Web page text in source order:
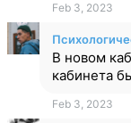
Feb 3, 2023
В новом
кабинета
Feb 3, 2023